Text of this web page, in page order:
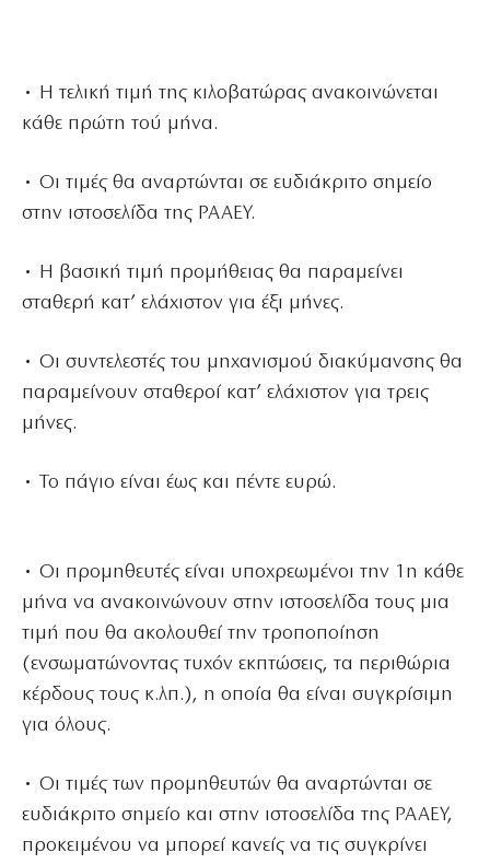
• Η τελική τιμή της κιλοβατώρας ανακοινώνεται
κάθε πρώτη τού μήνα.
• Οι τιμές θα αναρτώνται σε ευδιάκριτο σημείο
στην ιστοσελίδα της ΡΑΑΕΥ.
• Η βασική τιμή προμήθειας θα παραμείνει
σταθερή κατ’ ελάχιστον για έξι μήνες.
• Οι συντελεστές του μηχανισμού διακύμανσης θα
παραμείνουν σταθεροί κατ’ ελάχιστον για τρεις
μήνες.
• Το πάγιο είναι έως και πέντε ευρώ.
• Οι προμηθευτές είναι υποχρεωμένοι την 1η κάθε
μήνα να ανακοινώνουν στην ιστοσελίδα τους μια
τιμή που θα ακολουθεί την τροποποίηση
(ενσωματώνοντας τυχόν εκπτώσεις, τα περιθώρια
κέρδους τους κ.λπ.), η οποία θα είναι συγκρίσιμη
για όλους.
• Οι τιμές των προμηθευτών θα αναρτώνται σε
ευδιάκριτο σημείο και στην ιστοσελίδα της ΡΑΑΕΥ,
προκειμένου να μπορεί κανείς να τις συγκρίνει